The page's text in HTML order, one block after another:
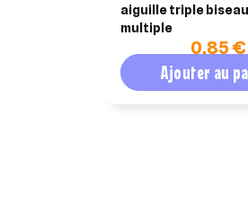
aiguille triple
multiple
0,85 €
Ajouter au